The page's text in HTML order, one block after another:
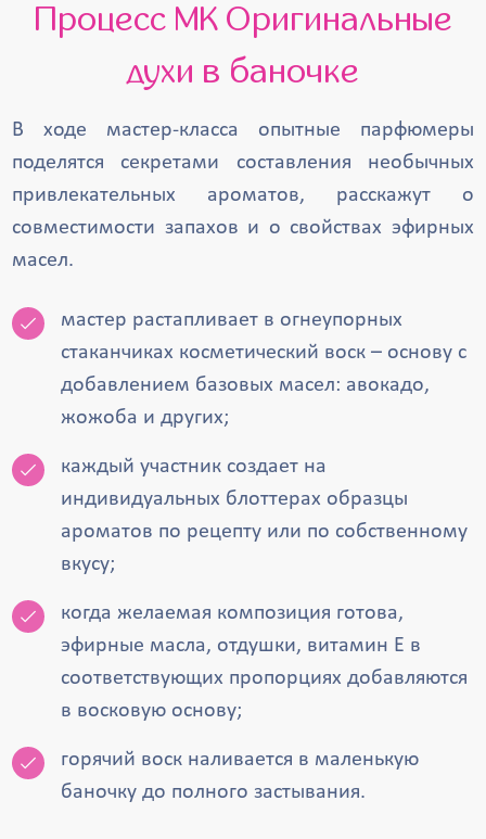
Процесс МК Оригинальные
духи в баночке
В ходе мастер-класса опытные парфюмеры
поделятся секретами составления необычных
привлекательных ароматов, расскажут о
совместимости запахов и о свойствах эфирных
масел.
мастер растапливает в огнеупорных
стаканчиках косметический воск – основу с
добавлением базовых масел: авокадо,
жожоба и других;
каждый участник создает на
индивидуальных блоттерах образцы
ароматов по рецепту или по собственному
вкусу;
когда желаемая композиция готова,
эфирные масла, отдушки, витамин Е в
соответствующих пропорциях добавляются
в восковую основу;
горячий воск наливается в маленькую
баночку до полного застывания.